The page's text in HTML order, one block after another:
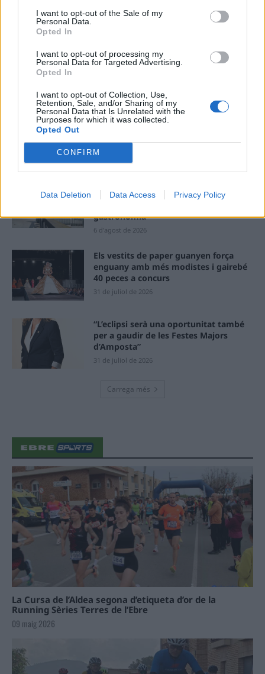
I want to opt-out of the Sale of my
Personal Data.
Opted In
I want to opt-out of processing my
Personal Data for Targeted Advertising.
Opted In
I want to opt-out of Collection, Use,
Retention, Sale, and/or Sharing of my
Personal Data that Is Unrelated with the
Purposes for which it was collected.
Opted Out
CONFIRM
Data Deletion Data Access Privacy Policy
ÚLTIMES NOTÍCIES
L’Ajuntament de Tortosa amplia el
termini de les obres de l’aparcament
temperatures
7 d'agost de 2026
i culmina un projecte estratègic que
gastronomia
6 d'agost de 2026
Els vestits de paper guanyen força
enguany amb més modistes i gairebé
40 peces a concurs
31 de juliol de 2026
“L’eclipsi serà una oportunitat també
per a gaudir de les Festes Majors
d’Amposta”
31 de juliol de 2026
Carrega més
La Cursa de l’Aldea segona d’etiqueta d’or de la
Running Sèries Terres de l’Ebre
09 maig 2026